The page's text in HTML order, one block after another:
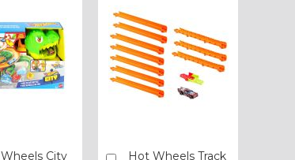
City
Hot Wheels Track
Añadir